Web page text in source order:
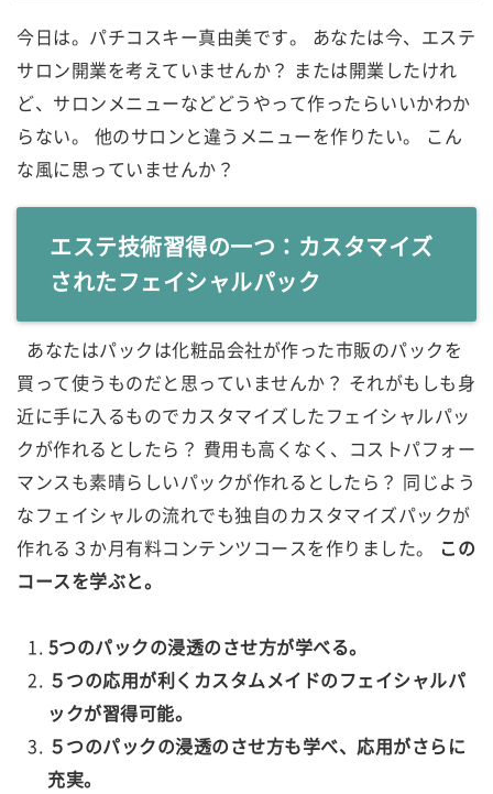
今日は。パチコスキー真由美です。 あなたは今、エステ
サロン開業を考えていませんか？ または開業したけれ
ど、サロンメニューなどどうやって作ったらいいかわか
らない。 他のサロンと違うメニューを作りたい。 こん
な風に思っていませんか？
エステ技術習得の一つ：カスタマイズ
されたフェイシャルパック
あなたはパックは化粧品会社が作った市販のパックを
買って使うものだと思っていませんか？ それがもしも身
近に手に入るものでカスタマイズしたフェイシャルパッ
クが作れるとしたら？ 費用も高くなく、コストパフォー
マンスも素晴らしいパックが作れるとしたら？ 同じよう
なフェイシャルの流れでも独自のカスタマイズパックが
作れる３か月有料コンテンツコースを作りました。 この
コースを学ぶと。
5つのパックの浸透のさせ方が学べる。
５つの応用が利くカスタムメイドのフェイシャルパ
ックが習得可能。
５つのパックの浸透のさせ方も学べ、応用がさらに
充実。